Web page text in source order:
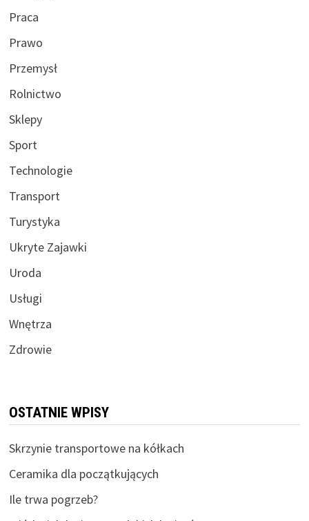
Praca
Prawo
Przemysł
Rolnictwo
Sklepy
Sport
Technologie
Transport
Turystyka
Ukryte Zajawki
Uroda
Usługi
Wnętrza
Zdrowie
OSTATNIE WPISY
Skrzynie transportowe na kółkach
Ceramika dla początkujących
Ile trwa pogrzeb?